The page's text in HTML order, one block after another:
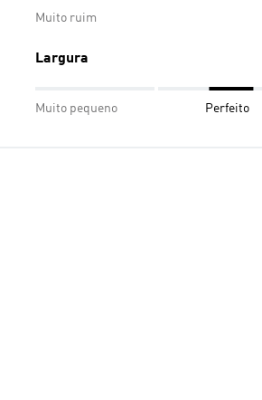
Muito ruim
Largura
Muito pequeno Perfeito